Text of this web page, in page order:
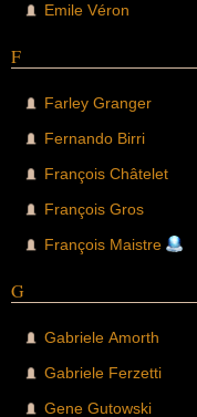
Emile Véron
F
Farley Granger
Fernando Birri
François Châtelet
François Gros
François Maistre
G
Gabriele Amorth
Gabriele Ferzetti
Gene Gutowski